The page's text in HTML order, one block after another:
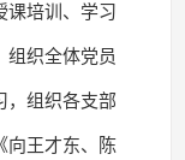
课培训、学习
组织全体党员
，组织各支部
向王才东、陈